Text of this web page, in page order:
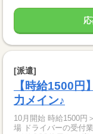
[派遣]
【時給1500
力メイン♪
10月開始 時給1500円
場 ドライバーの受付